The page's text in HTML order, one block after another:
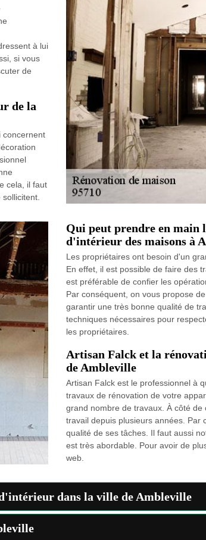
à lui
si vous
de
de la
concernent
cela, il faut
Qui peut prendre en main
d'intérieur des maisons à
Les propriétaires ont besoin d'un
En effet, il est possible de faire des
est préférable de confier les
Par conséquent, on vous propose
garantir une très bonne qualité de
techniques nécessaires pour
les propriétaires.
Artisan Falck et la
de Ambleville
Artisan Falck est le professionnel à
travaux de rénovation de votre
grand nombre de travaux. À côté
travail depuis plusieurs années. Par
qualité de ses tâches. Il faut aussi
est très abordable. Pour avoir de
web.
dans la ville de Ambleville